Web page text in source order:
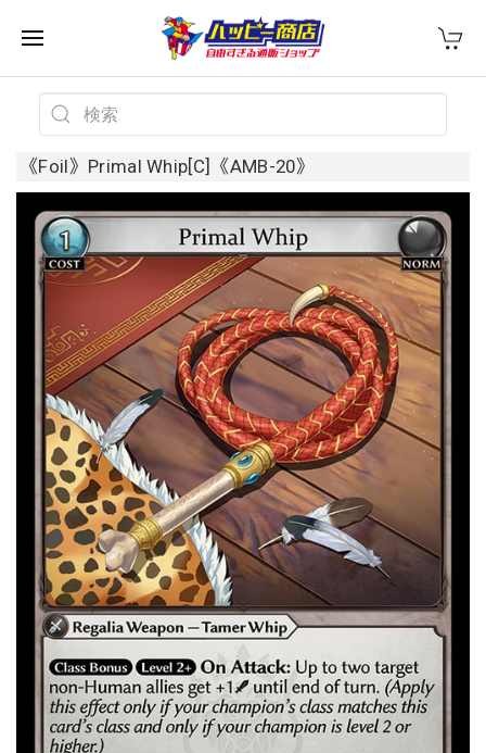
《Foil》Primal Whip[C]《AMB-20》